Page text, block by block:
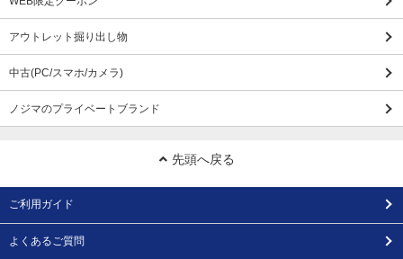
アウトレット掘り出し物
中古(PC/スマホ/カメラ)
ノジマのプライベートブランド
先頭へ戻る
ご利用ガイド
よくあるご質問